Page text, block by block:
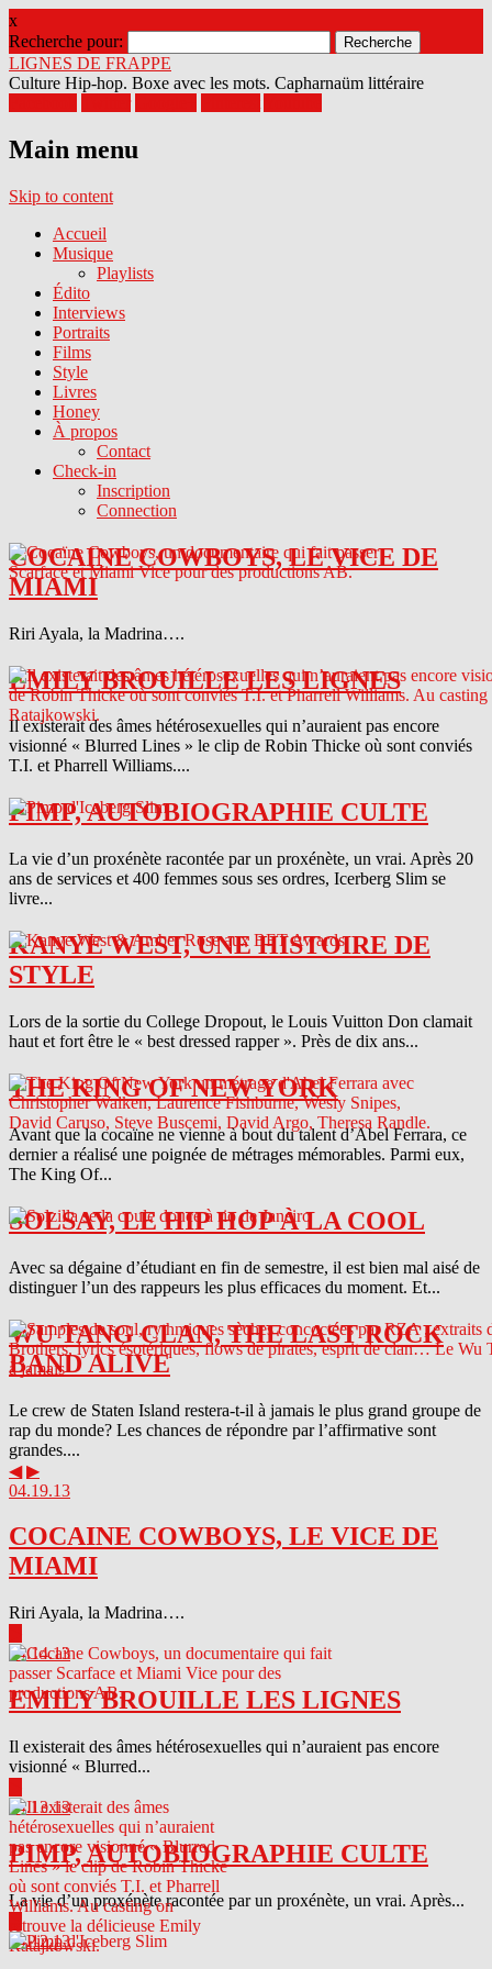
x
Recherche pour:
LIGNES DE FRAPPE
Culture Hip-hop. Boxe avec les mots. Capharnaüm littéraire
Main menu
Skip to content
Accueil
Musique
Playlists
Édito
Interviews
Portraits
Films
Style
Livres
Honey
À propos
Contact
Check-in
Inscription
Connection
COCAINE COWBOYS, LE VICE DE
MIAMI
Riri Ayala, la Madrina….
EMILY BROUILLE LES LIGNES
Il existerait des âmes hétérosexuelles qui n’auraient pas encore
visionné « Blurred Lines » le clip de Robin Thicke où sont conviés
T.I. et Pharrell Williams....
PIMP, AUTOBIOGRAPHIE CULTE
La vie d’un proxénète racontée par un proxénète, un vrai. Après 20
ans de services et 400 femmes sous ses ordres, Icerberg Slim se
livre...
KANYE WEST, UNE HISTOIRE DE
STYLE
Lors de la sortie du College Dropout, le Louis Vuitton Don clamait
haut et fort être le « best dressed rapper ». Près de dix ans...
THE KING OF NEW YORK
Avant que la cocaïne ne vienne à bout du talent d’Abel Ferrara, ce
dernier a réalisé une poignée de métrages mémorables. Parmi eux,
The King Of...
SOLSAY, LE HIP HOP À LA COOL
Avec sa dégaine d’étudiant en fin de semestre, il est bien mal aisé de
distinguer l’un des rappeurs les plus efficaces du moment. Et...
WU TANG CLAN, THE LAST ROCK
BAND ALIVE
Le crew de Staten Island restera-t-il à jamais le plus grand groupe de
rap du monde? Les chances de répondre par l’affirmative sont
grandes....
◀ ▶
04.19.13
COCAINE COWBOYS, LE VICE DE
MIAMI
Riri Ayala, la Madrina….
04.14.13
EMILY BROUILLE LES LIGNES
Il existerait des âmes hétérosexuelles qui n’auraient pas encore
visionné « Blurred...
04.13.13
PIMP, AUTOBIOGRAPHIE CULTE
La vie d’un proxénète racontée par un proxénète, un vrai. Après...
04.12.13